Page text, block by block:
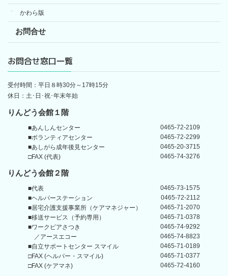
かわら版
お問合せ
お問合せ窓口一覧
受付時間：平日８時30分～17時15分
休日：土･日･祝･年末年始
りんどう会館１階
■あんしんセンター
0465-72-2109
■ボランティアセンター
0465-72-2299
■あしがら成年後見センター
0465-20-3715
□FAX (代表)
0465-74-3276
りんどう会館 ２階
■代表
0465-73-1575
■ヘルパーステーション
0465-72-2112
■居宅介護支援事業所 （ケアマネジャー）
0465-71-2070
■移送サービス（予約専用）
0465-71-0378
■ワークピアさつき
0465-74-9292
／アースエコー
0465-74-8823
■自立サポートセンター スマイル
0465-71-0189
□FAX (ヘルパー・スマイル)
0465-71-0377
□FAX (ケアマネ)
0465-72-4160